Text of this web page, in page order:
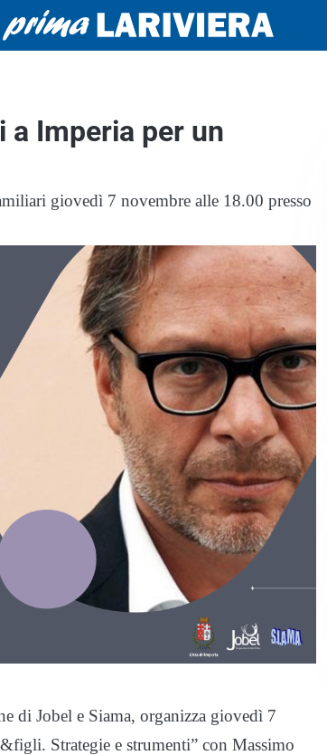
Imperia per un
giovedì 7 novembre alle 18.00 presso
di Jobel e Siama, organizza giovedì 7
Strategie e strumenti” con Massimo